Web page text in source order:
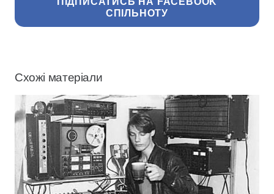
СПІЛЬНОТУ
Схожі матеріали